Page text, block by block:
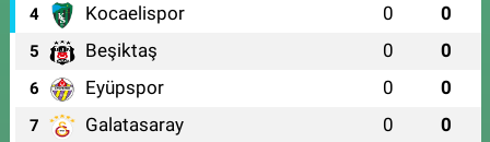
4 Kocaelispor 0 0
5 Beşiktaş 0 0
6 Eyüpspor 0 0
7 Galatasaray 0 0